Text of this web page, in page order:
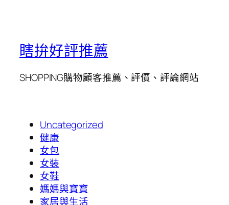
瞎拚好評推薦
SHOPPING購物顧客推薦、評價、評論網站
Uncategorized
健康
女包
女裝
女鞋
媽媽與寶寶
家居與生活